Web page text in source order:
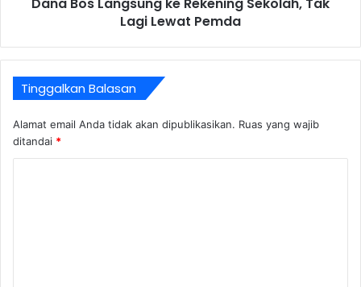
Dana Bos Langsung ke Rekening Sekolah, Tak
Lagi Lewat Pemda
Tinggalkan Balasan
Alamat email Anda tidak akan dipublikasikan. Ruas yang wajib
ditandai *